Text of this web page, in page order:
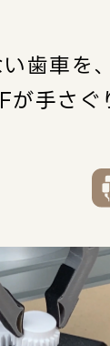
歯車を、
手さぐ